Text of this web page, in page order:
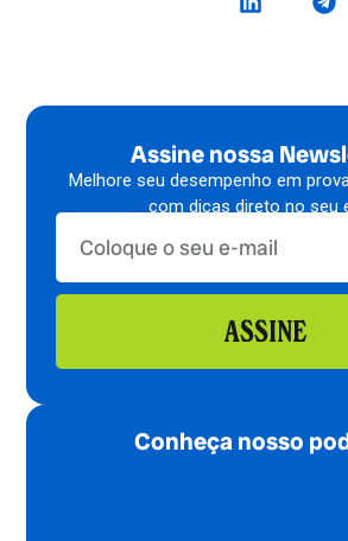
Assine nossa
Melhore seu desempenho em
com dicas direto no seu
ASSINE
Conheça nosso